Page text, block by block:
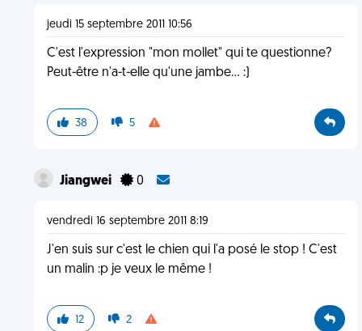
jeudi 15 septembre 2011 10:56
C'est l'expression "mon mollet" qui te questionne?
Peut-être n'a-t-elle qu'une jambe... :)
38 5
Jiangwei 0
vendredi 16 septembre 2011 8:19
J'en suis sur c'est le chien qui l'a posé le stop ! C'est
un malin :p je veux le même !
12 2